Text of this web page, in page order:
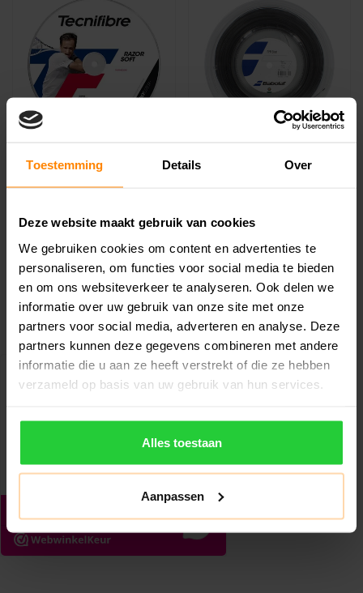
Toestemming Details Over
Deze website maakt gebruik van cookies
We gebruiken cookies om content en advertenties te
personaliseren, om functies voor social media te bieden
en om ons websiteverkeer te analyseren. Ook delen we
informatie over uw gebruik van onze site met onze
partners voor social media, adverteren en analyse. Deze
partners kunnen deze gegevens combineren met andere
informatie die u aan ze heeft verstrekt of die ze hebben
verzameld op basis van uw gebruik van hun services.
Alles toestaan
Aanpassen
Rol 200M Tennissnaar
De Tecnifibre Razor Soft
200M is een monofilament
200M Tennissnaar
De Babolat RPM Blast is
een stuggere polyester